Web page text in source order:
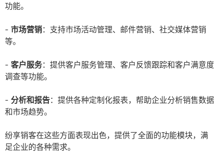
功能。
- 市场营销：支持市场活动管理、邮件营销、社交媒体营销
等。
- 客户服务：提供客户服务管理、客户反馈跟踪和客户满意度
调查等功能。
- 分析和报告：提供各种定制化报表，帮助企业分析销售数据
和市场趋势。
纷享销客在这些方面表现出色，提供了全面的功能模块，满
足企业的各种需求。